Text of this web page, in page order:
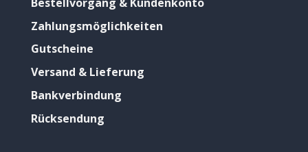
Zahlungsmöglichkeiten
Gutscheine
Versand & Lieferung
Bankverbindung
Rücksendung